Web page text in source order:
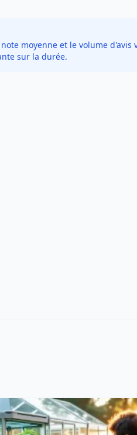
moyenne et le volume d'avis
sur la durée.